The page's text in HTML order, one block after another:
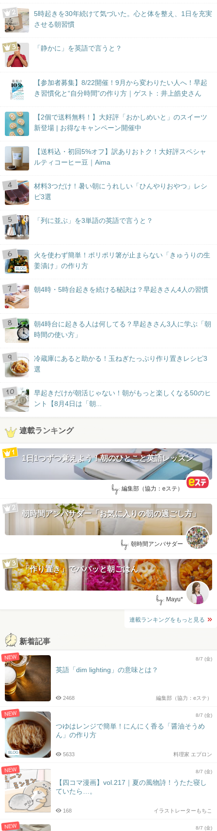
5時起きを30年続けて気づいた。心と体を整え、1日を充実
させる朝習慣
「静かに」を英語で言うと？
【参加者募集】8/22開催！9月から変わりたい人へ！早起
き習慣化と“自分時間”の作り方｜ゲスト：井上皓史さん
【2個で送料無料！】大好評「おかしめいと」のスイーツ
新登場 | お得なキャンペーン開催中
【送料込・初回5%オフ】訳ありおトク！大好評スペシャ
ルティコーヒー豆｜Aima
材料3つだけ！暑い朝にうれしい「ひんやりおやつ」レシ
ピ3選
「列に並ぶ」を3単語の英語で言うと？
BLOG
火を使わず簡単！ポリポリ箸が止まらない「きゅうりの生
姜漬け」の作り方
朝4時・5時台起きを続ける秘訣は？早起きさん4人の習慣
朝4時台に起きる人は何してる？早起きさん3人に学ぶ「朝
時間の使い方」
冷蔵庫にあると助かる！玉ねぎたっぷり作り置きレシピ3
選
早起きだけが朝活じゃない！朝がもっと楽しくなる50のヒ
ント【8月4日は「朝...
連載ランキング
1日1つずつ覚えよう！朝のひとこと英語レッスン
by: 編集部（協力：eステ）
朝時間アンバサダー「お気に入りの朝の過ごし方」
by: 朝時間アンバサダー
「作り置き」でパパッと朝ごはん
by: Mayu*
連載ランキングをもっと見る
新着記事
NEW 8/7 (金)
英語「dim lighting」の意味とは？
編集部（協力：eステ）
2468
NEW
BLOG
8/7 (金)
つゆはレンジで簡単！にんにく香る「醤油そうめ
ん」の作り方
料理家 エプロン
5633
NEW 8/7 (金)
【四コマ漫画】vol.217｜夏の風物詩！うたた寝し
ていたら…。
イラストレーターもちこ
168
NEW 8/7 (金)